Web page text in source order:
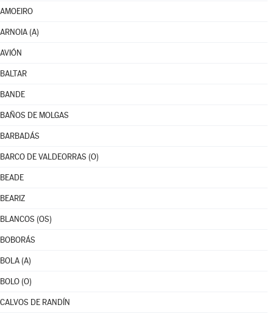
AMOEIRO
ARNOIA (A)
AVIÓN
BALTAR
BANDE
BAÑOS DE MOLGAS
BARBADÁS
BARCO DE VALDEORRAS (O)
BEADE
BEARIZ
BLANCOS (OS)
BOBORÁS
BOLA (A)
BOLO (O)
CALVOS DE RANDÍN